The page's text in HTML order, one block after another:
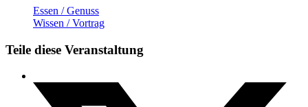
Essen / Genuss
Wissen / Vortrag
Teile diese Veranstaltung